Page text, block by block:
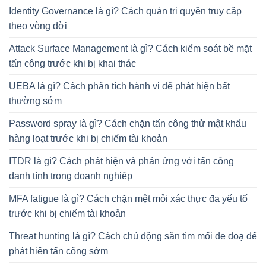
Identity Governance là gì? Cách quản trị quyền truy cập
theo vòng đời
Attack Surface Management là gì? Cách kiểm soát bề mặt
tấn công trước khi bị khai thác
UEBA là gì? Cách phân tích hành vi để phát hiện bất
thường sớm
Password spray là gì? Cách chặn tấn công thử mật khẩu
hàng loạt trước khi bị chiếm tài khoản
ITDR là gì? Cách phát hiện và phản ứng với tấn công
danh tính trong doanh nghiệp
MFA fatigue là gì? Cách chặn mệt mỏi xác thực đa yếu tố
trước khi bị chiếm tài khoản
Threat hunting là gì? Cách chủ động săn tìm mối đe doạ để
phát hiện tấn công sớm